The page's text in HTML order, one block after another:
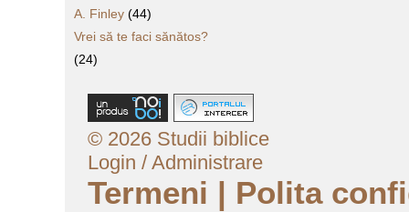
A. Finley(44)
Vrei să te faci sănătos?
(24)
© 2026 Studii biblice
Login / Administrare
Termeni | Polita